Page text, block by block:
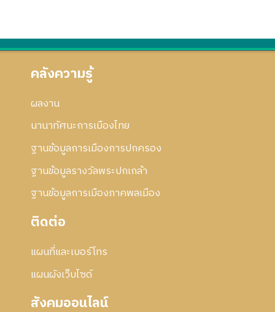
คลังความรู้
ผลงาน
นานาทัศนะการเมืองไทย
ฐานข้อมูลการเมืองการปกครอง
ฐานข้อมูลรางวัลพระปกเกล้า
ฐานข้อมูลการเมืองภาคพลเมือง
ติดต่อ
แผนที่และเบอร์โทร
แผนผังเว็บไซด์
สังคมออนไลน์